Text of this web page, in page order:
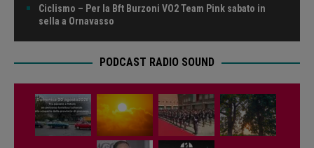
Ciclismo – Per la Bft Burzoni VO2 Team Pink sabato in
sella a Ornavasso
PODCAST RADIO SOUND